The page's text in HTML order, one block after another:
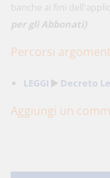
banche ai fini
per gli Abbonati)
Percorsi
LEGGI Decreto
Aggiungi un